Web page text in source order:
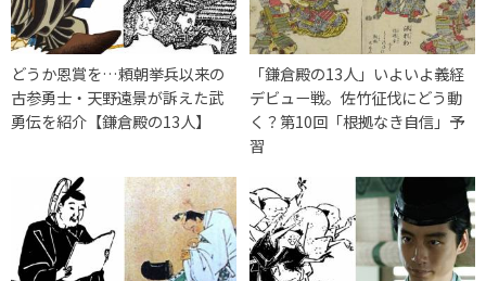
どうか恩賞を…頼朝挙兵以来の
古参勇士・天野遠景が訴えた武
勇伝を紹介【鎌倉殿の13人】
「鎌倉殿の13人」いよいよ義経
デビュー戦。佐竹征伐にどう動
く？第10回「根拠なき自信」予
習